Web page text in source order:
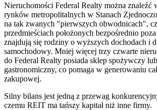
Nieruchomości Federal Realty można znaleźć
rynków metropolitalnych w Stanach
na tak zwanych "pierwszych obwodnicach",
przedmieściach położonych bezpośrednio
znajdują się rodziny o wyższych dochodach i
samochodowy. Mniej więcej trzy czwarte
do Federal Realty posiada sklep spożywczy
gastronomiczny, co pomaga w generowaniu
zakupowej.
Silny bilans jest jedną z przewag
czemu REIT ma tańszy kapitał niż inne firmy.